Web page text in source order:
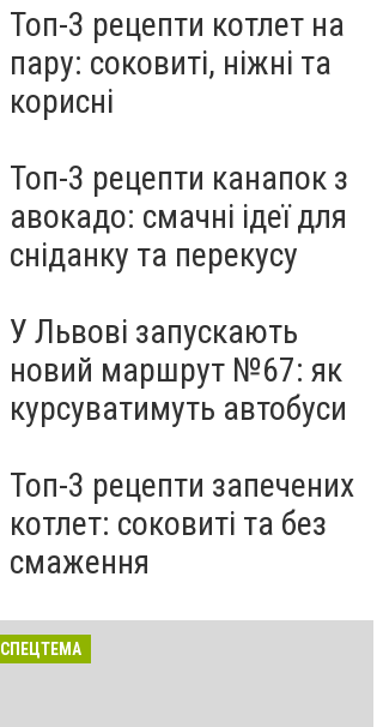
Топ-3 рецепти котлет на
пару: соковиті, ніжні та
корисні
Топ-3 рецепти канапок з
авокадо: смачні ідеї для
сніданку та перекусу
У Львові запускають
новий маршрут №67: як
курсуватимуть автобуси
Топ-3 рецепти запечених
котлет: соковиті та без
смаження
СПЕЦТЕМА